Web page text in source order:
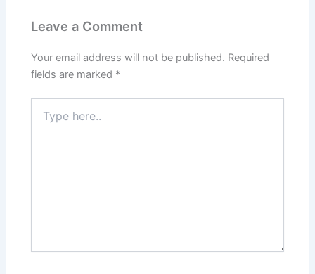
Leave a Comment
Your email address will not be published. Required
fields are marked *
here..